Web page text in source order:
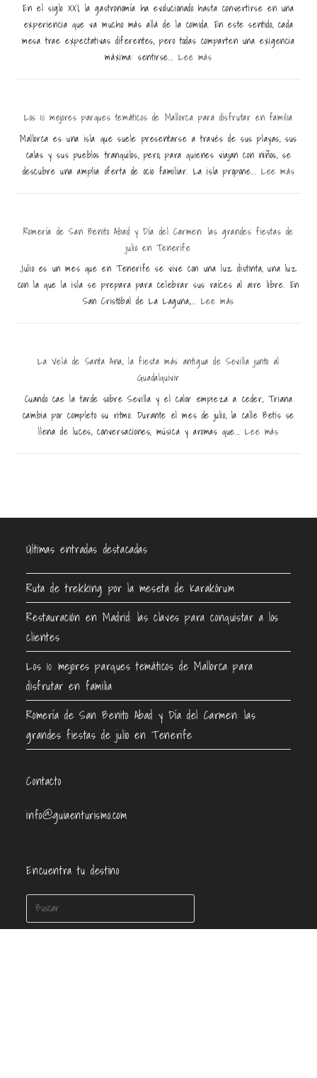
En el siglo XXI, la gastronomía ha evolucionado hasta convertirse en una
experiencia que va mucho más allá de la comida. En este sentido, cada
mesa trae expectativas diferentes, pero todas comparten una exigencia
máxima: sentirse...Lee más
Los 10 mejores parques temáticos de Mallorca para disfrutar en familia
Mallorca es una isla que suele presentarse a través de sus playas, sus
calas y sus pueblos tranquilos, pero, para quienes viajan con niños, se
descubre una amplia oferta de ocio familiar. La isla propone...Lee más
Romería de San Benito Abad y Día del Carmen: las grandes fiestas de
julio en Tenerife
Julio es un mes que en Tenerife se vive con una luz distinta, una luz
con la que la isla se prepara para celebrar sus raíces al aire libre. En
San Cristóbal de La Laguna,... Lee más
La Velá de Santa Ana, la fiesta más antigua de Sevilla junto al
Guadalquivir
Cuando cae la tarde sobre Sevilla y el calor empieza a ceder, Triana
cambia por completo su ritmo. Durante el mes de julio, la calle Betis se
llena de luces, conversaciones, música y aromas que...Lee más
Últimas entradas destacadas
Ruta de trekking por la meseta de Karakórum
Restauración en Madrid: las claves para conquistar a los
clientes
Los 10 mejores parques temáticos de Mallorca para
disfrutar en familia
Romería de San Benito Abad y Día del Carmen: las
grandes fiestas de julio en Tenerife
Contacto
info@guiaenturismo.com
Encuentra tu destino